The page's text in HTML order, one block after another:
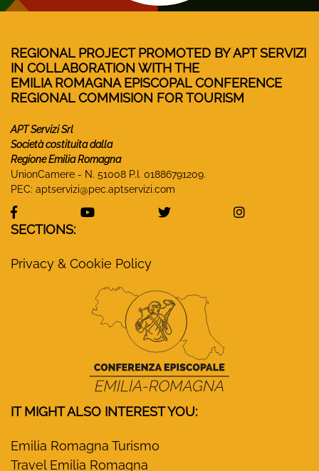
REGIONAL PROJECT PROMOTED BY APT SERVIZI
IN COLLABORATION WITH THE
EMILIA ROMAGNA EPISCOPAL CONFERENCE
REGIONAL COMMISION FOR TOURISM
APT Servizi Srl
Società costituita dalla
Regione Emilia Romagna
UnionCamere - N. 51008 P.I. 01886791209.
PEC: aptservizi@pec.aptservizi.com
visit Monasteri Emilia-Romagna Facebook profile
visit Monasteri Emilia-Romagna
visit Monasteri Emilia-
visit
SECTIONS:
Privacy & Cookie Policy
IT MIGHT ALSO INTEREST YOU:
Emilia Romagna Turismo
Travel Emilia Romagna